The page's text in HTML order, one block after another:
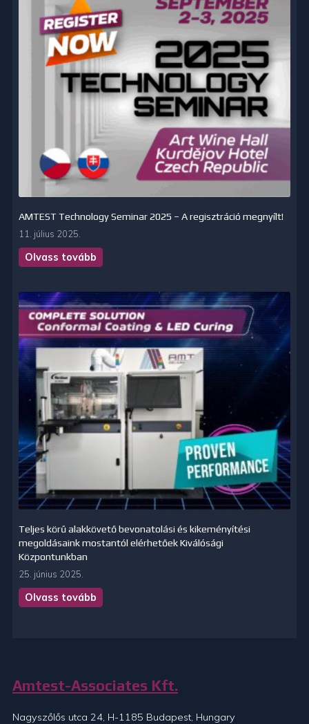
AMTEST Technology Seminar 2025 – A regisztráció megnyílt!
11. július 2025.
Olvass tovább
Teljes körű alakkövető bevonatolási és kikeményítési
megoldásaink mostantól elérhetőek Kiválósági
Központunkban
25. június 2025.
Olvass tovább
Amtest-Associates Kft.
Nagyszőlős utca 24, H-1185 Budapest, Hungary